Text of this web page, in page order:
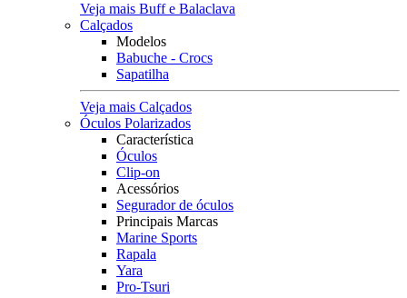
Veja mais Buff e Balaclava
Calçados
Modelos
Babuche - Crocs
Sapatilha
Veja mais Calçados
Óculos Polarizados
Característica
Óculos
Clip-on
Acessórios
Segurador de óculos
Principais Marcas
Marine Sports
Rapala
Yara
Pro-Tsuri